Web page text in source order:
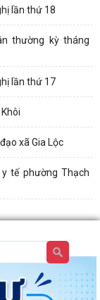
lần thứ 18
thường kỳ tháng
lần thứ 17
xã Gia Lộc
tế phường Thạch